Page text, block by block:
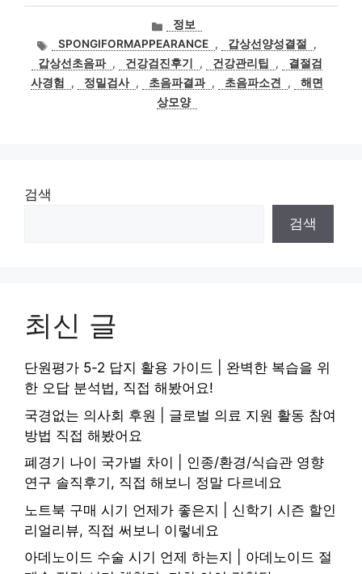
카
테
고
리
정보
태
그
SPONGIFORMAPPEARANCE , 갑상선양성결절
,
갑상선초음파 , 건강검진후기 , 건강관리팁 ,
결절검
사경험
, 정밀검사 , 초음파결과 , 초음파소견 ,
해면
상모양
검색
검색
최신 글
단원평가 5-2 답지 활용 가이드 | 완벽한 복습을 위
한 오답 분석법, 직접 해봤어요!
국경없는 의사회 후원 | 글로벌 의료 지원 활동 참여
방법 직접 해봤어요
폐경기 나이 국가별 차이 | 인종/환경/식습관 영향
연구 솔직후기, 직접 해보니 정말 다르네요
노트북 구매 시기 언제가 좋은지 | 신학기 시즌 할인
리얼리뷰, 직접 써보니 이렇네요
아데노이드 수술 시기 언제 하는지 | 아데노이드 절